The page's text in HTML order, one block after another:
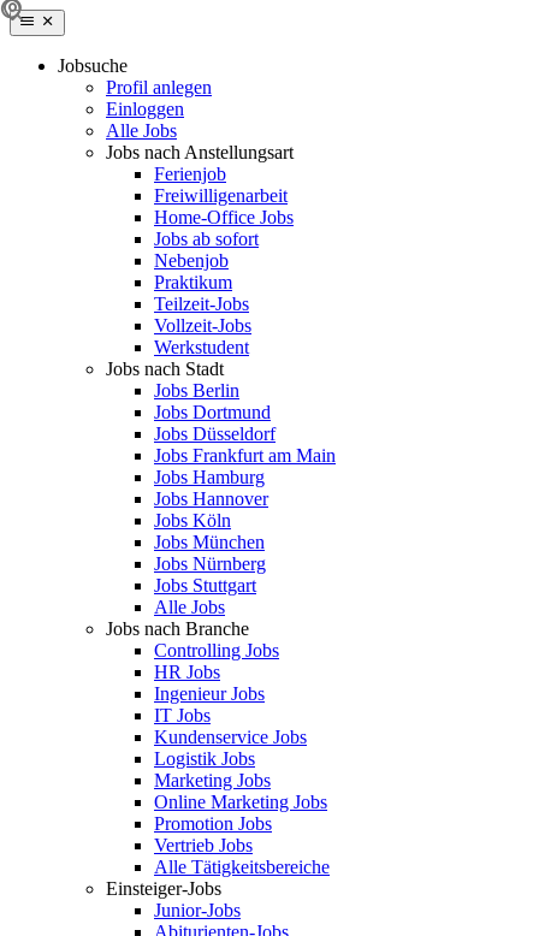
Jobsuche
Profil anlegen
Einloggen
Alle Jobs
Jobs nach Anstellungsart
Ferienjob
Freiwilligenarbeit
Home-Office Jobs
Jobs ab sofort
Nebenjob
Praktikum
Teilzeit-Jobs
Vollzeit-Jobs
Werkstudent
Jobs nach Stadt
Jobs Berlin
Jobs Dortmund
Jobs Düsseldorf
Jobs Frankfurt am Main
Jobs Hamburg
Jobs Hannover
Jobs Köln
Jobs München
Jobs Nürnberg
Jobs Stuttgart
Alle Jobs
Jobs nach Branche
Controlling Jobs
HR Jobs
Ingenieur Jobs
IT Jobs
Kundenservice Jobs
Logistik Jobs
Marketing Jobs
Online Marketing Jobs
Promotion Jobs
Vertrieb Jobs
Alle Tätigkeitsbereiche
Einsteiger-Jobs
Junior-Jobs
Abiturienten-Jobs